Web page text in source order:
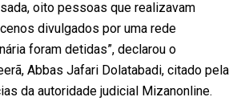
oito pessoas que realizavam
divulgados por uma rede
foram detidas”, declarou o
Abbas Jafari Dolatabadi, citado pela
da autoridade judicial Mizanonline.